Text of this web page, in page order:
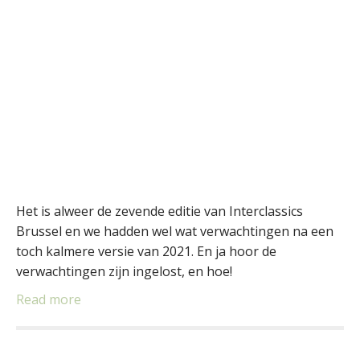
Het is alweer de zevende editie van Interclassics
Brussel en we hadden wel wat verwachtingen na een
toch kalmere versie van 2021. En ja hoor de
verwachtingen zijn ingelost, en hoe!
Read more